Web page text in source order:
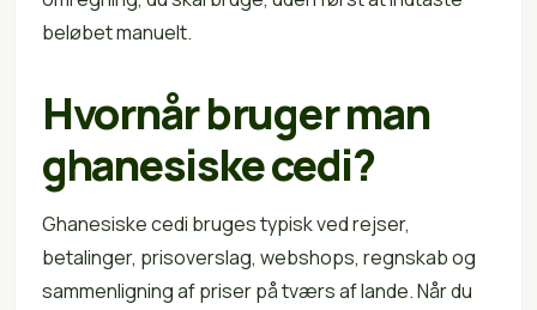
beløbet manuelt.
Hvornår bruger man
ghanesiske cedi?
Ghanesiske cedi bruges typisk ved rejser,
betalinger, prisoverslag, webshops, regnskab og
sammenligning af priser på tværs af lande. Når du